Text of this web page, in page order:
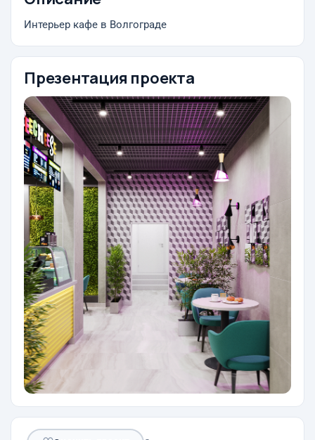
Интерьер кафе в Волгограде
Презентация проекта